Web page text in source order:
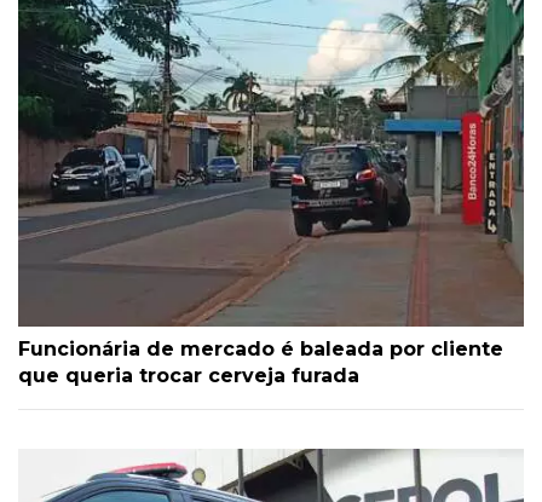
Funcionária de mercado é baleada por cliente
que queria trocar cerveja furada